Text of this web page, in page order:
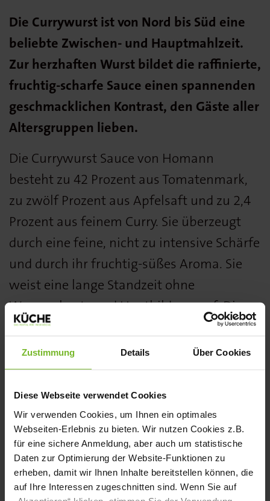
Zustimmung Details Über Cookies
Diese Webseite verwendet Cookies
Wir verwenden Cookies, um Ihnen ein optimales
Webseiten-Erlebnis zu bieten. Wir nutzen Cookies z.B.
für eine sichere Anmeldung, aber auch um statistische
Daten zur Optimierung der Website-Funktionen zu
erheben, damit wir Ihnen Inhalte bereitstellen können, die
auf Ihre Interessen zugeschnitten sind. Wenn Sie auf
Die Currywurst ist von Nord bis Süd eine
beliebte Zwischen- und Hauptmahlzeit.
Zur herzhaften Wurst bildet die raffinierte,
fruchtig-scharfe Sauce einen spannenden
geschmacklichen Kontrast, den Gäste aller
Altersgruppen lieben.
Die Currywurst Sauce von Homann
besteht zu 42 Prozent aus Tomatenmark,
zu zwölf Prozent aus Apfelsaft und zu 2,4
Prozent aus feinem Curry. Sie überzeugt
durch eine feine, nicht zu intensive Schärfe
und durch ihr fruchtig-süßes Aroma. Sie
weist eine lange Standzeit ohne
Wasserabsatz und Hautbildung auf. Die
Sauce im 5-Kilo-Eimer kann direkt
eingesetzt werden.
Currywurst Sauce von Homann wurde von
der Fachjury des KÜCHE BEST PRODUCT
AWARDS in der Kategorie Senf, Saucen,
Fonds mit einer Bronzemedaille
ausgezeichnet.
Alle Gewinner finden Sie in KÜCHE 8-